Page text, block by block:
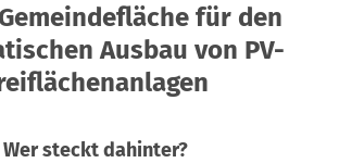
für den
Ausbau von PV-
Wer steckt dahinter?